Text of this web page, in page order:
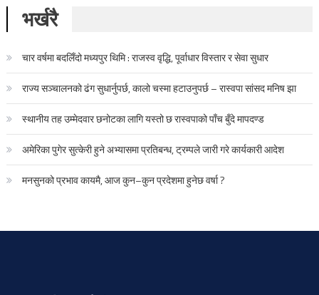
भर्खरै
चार वर्षमा बदलिँदो मध्यपुर थिमि : राजस्व वृद्धि, पूर्वाधार विस्तार र सेवा सुधार
राज्य सञ्चालनको ढंग सुधार्नुपर्छ, कालो चस्मा हटाउनुपर्छ – रास्वपा सांसद मनिष झा
स्थानीय तह उम्मेदवार छनोटका लागि यस्तो छ रास्वपाको पाँच बुँदे मापदण्ड
अमेरिका पुगेर सुत्केरी हुने अभ्यासमा प्रतिबन्ध, ट्रम्पले जारी गरे कार्यकारी आदेश
मनसुनको प्रभाव कायमै, आज कुन–कुन प्रदेशमा हुनेछ वर्षा ?